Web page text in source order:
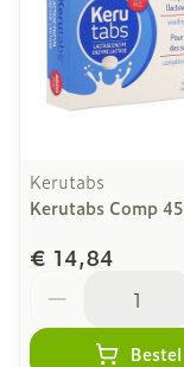
Kerutabs
Kerutabs Comp 45
€ 14,84
Bestel